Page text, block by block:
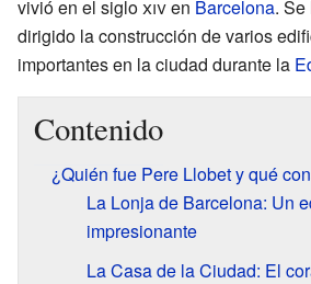
vivió en el sigloxiven Barcelona.
dirigido la construcción de varios
importantes en la ciudad durante la
Contenido
¿Quién fue Pere Llobet y qué
La Lonja de Barcelona: Un
impresionante
La Casa de la Ciudad: El